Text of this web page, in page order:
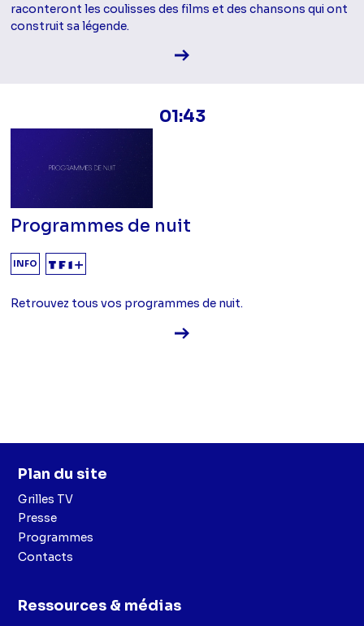
raconteront les coulisses des films et des chansons qui ont
construit sa légende.
Voir la fiche diffusion
01:43
Programmes de nuit
INFO
Retrouvez tous vos programmes de nuit.
Voir la fiche diffusion
Plan du site
Grilles TV
Presse
Programmes
Contacts
Ressources & médias